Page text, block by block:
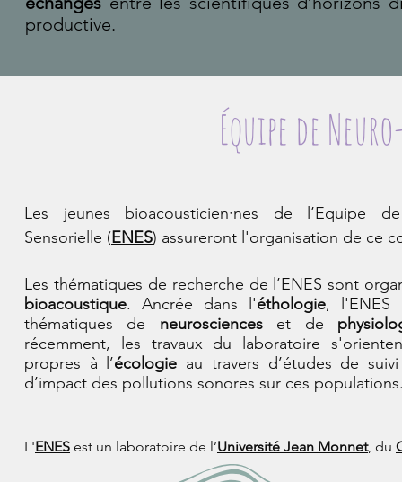
productive.
Équipe de
Les jeunes bioacousticien·nes de l’Equipe
Sensorielle (ENES) assureront l'organisation de ce
Les thématiques de recherche de l’ENES sont
bioacoustique. Ancrée dans l'éthologie, l'ENES
thématiques de neuroscienceset de
récemment, les travaux du laboratoire
propres à l’écologie au travers d’études de
d’impact des pollutions sonores sur ces
L'ENES est un laboratoire de l’Université Jean Monnet, du